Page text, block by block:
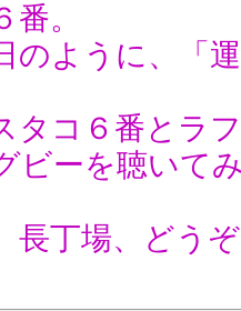
。
のように、「
タコ６番とラ
ビーを聴いて
長丁場、どう